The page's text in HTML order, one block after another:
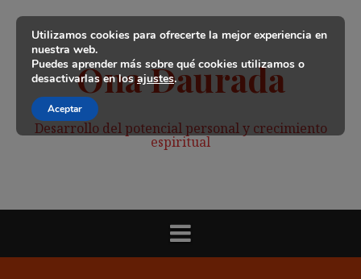
contenido
Ona Daurada
Desarrollo del potencial personal y crecimiento
espiritual
Utilizamos cookies para ofrecerte la mejor experiencia en
nuestra web.
Puedes aprender más sobre qué cookies utilizamos o
desactivarlas en losajustes.
Aceptar